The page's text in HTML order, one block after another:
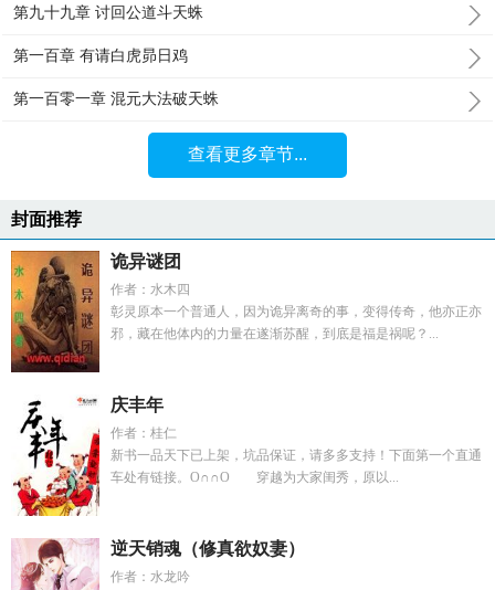
第九十九章 讨回公道斗天蛛
第一百章 有请白虎昴日鸡
第一百零一章 混元大法破天蛛
查看更多章节...
封面推荐
诡异谜团
作者：水木四
彰灵原本一个普通人，因为诡异离奇的事，变得传奇，他亦正亦
邪，藏在他体内的力量在遂渐苏醒，到底是福是祸呢？...
庆丰年
作者：桂仁
新书一品天下已上架，坑品保证，请多多支持！下面第一个直通
车处有链接。O∩∩O 穿越为大家闺秀，原以...
逆天销魂（修真欲奴妻）
作者：水龙吟